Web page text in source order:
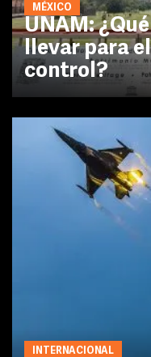
MÉXICO
UNAM:
llevar para
control?
INTERNACIONAL